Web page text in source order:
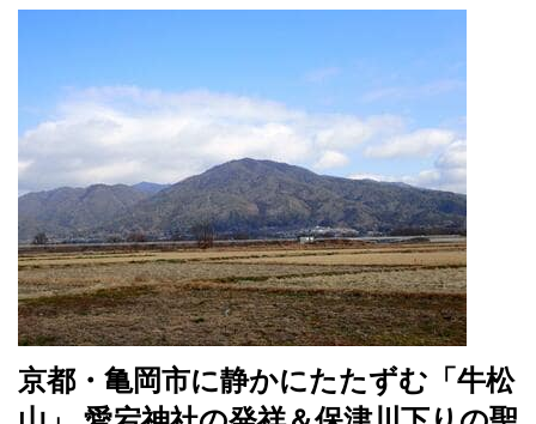
京都・亀岡市に静かにたたずむ「牛松